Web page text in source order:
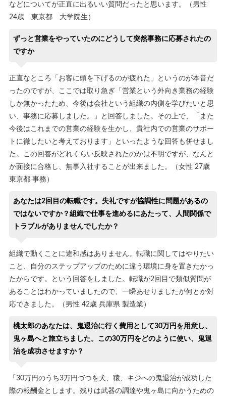
などについてが正直に出るいい質問だったと思います。（男性
24歳 東京都 大学院生）
ずっと営業をやっていたのにどうして突然事務に応募されたの
ですか
正直なところ「お客に頭を下げるのが疲れた」というのが本音だ
ったのですが、ここでは取り急ぎ「営業という外向き業務の経験
しか無かったため、今後は会社という組織の内側を学びたいと思
い、事務に応募しました。」と回答しました。その上で、「また
今後はこれまでの営業の経験を生かし、貴社内での営業のサポー
トに徹したいと考えております」といったような回答も併せまし
た。この回答がどれくらい反映されたのかは不明ですが、なんと
か面接に合格し、無事入社することが出来ました。（女性 27歳
東京都 事務）
あなたは2回目の転職です。失礼ですが協調性に問題があるの
ではないですか？組織で仕事を進めるにあたって、人間関係で
トラブルがありませんでしたか？
組織で動くことに違和感はありません。転職に関してはやりたい
こと、自分のステップアップのために違う環境に身を置きたかっ
たからです。という回答をしました。転職が2回目で類似質問が
あることはわかっていましたので、一瞬あせりましたが何とか対
応できました。（男性 42歳 兵庫県 製造業）
桃太郎のあなたは、鬼退治に行く費用として30万円を用意し、
鬼ヶ島へと旅立ちました。この30万円をどのように使い、鬼退
治を成功させますか？
「30万円のうち3万円づつを犬、猿、キジへの鬼退治が成功した
際の報酬金とします。残りは武器の調達や鬼ヶ島に向かうための